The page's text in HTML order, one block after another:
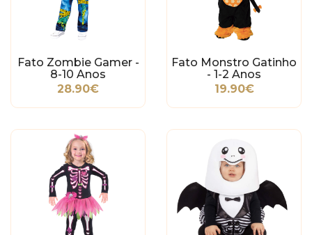
Fato Zombie Gamer -
8-10 Anos
28.90€
Fato Monstro Gatinho
- 1-2 Anos
19.90€